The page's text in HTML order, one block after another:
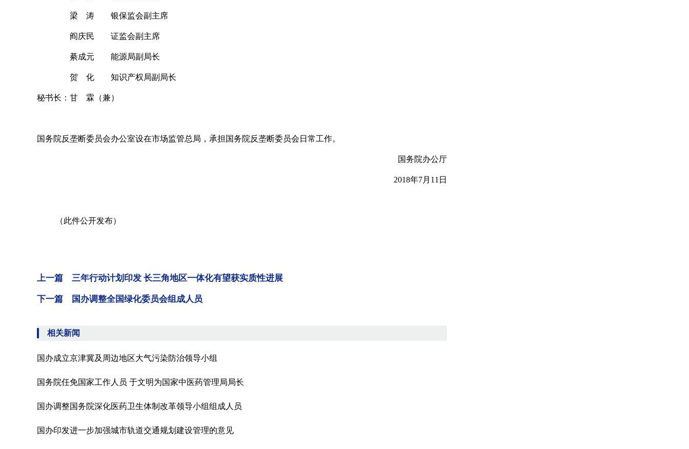
梁 涛 银保监会副主席
阎庆民 证监会副主席
綦成元 能源局副局长
贺 化 知识产权局副局长
秘书长：甘 霖（兼）
国务院反垄断委员会办公室设在市场监管总局，承担国务院反垄断委员会日常工作。
国务院办公厅
2018年7月11日
（此件公开发布）
上一篇 三年行动计划印发 长三角地区一体化有望获实质性进展
下一篇 国办调整全国绿化委员会组成人员
相关新闻
国办成立京津冀及周边地区大气污染防治领导小组
国务院任免国家工作人员 于文明为国家中医药管理局局长
国办调整国务院深化医药卫生体制改革领导小组组成人员
国办印发进一步加强城市轨道交通规划建设管理的意见